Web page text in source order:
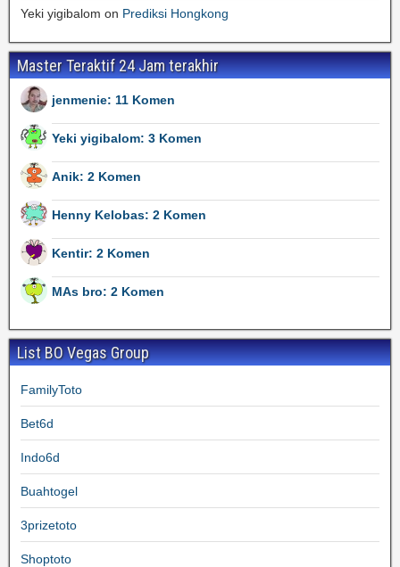
Yeki yigibalom on Prediksi Hongkong
Master Teraktif 24 Jam terakhir
jenmenie: 11 Komen
Yeki yigibalom: 3 Komen
Anik: 2 Komen
Henny Kelobas: 2 Komen
Kentir: 2 Komen
MAs bro: 2 Komen
List BO Vegas Group
FamilyToto
Bet6d
Indo6d
Buahtogel
3prizetoto
Shoptoto